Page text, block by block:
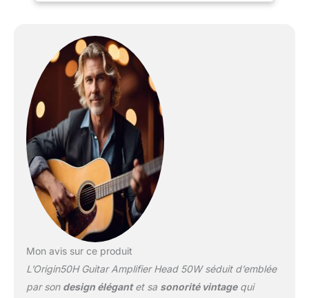
Mon avis sur ce produit
L’Origin50H Guitar Amplifier Head 50W séduit d’emblée
par son design élégantet sa sonorité vintagequi